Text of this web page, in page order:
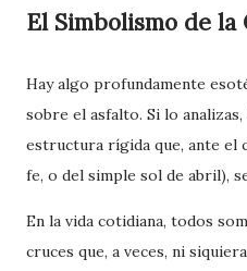
El Simbolismo de la
Hay algo profundamente
sobre el asfalto. Si lo
estructura rígida que, ante el
fe, o del simple sol de abril),
En la vida cotidiana, todos
cruces que, a veces, ni